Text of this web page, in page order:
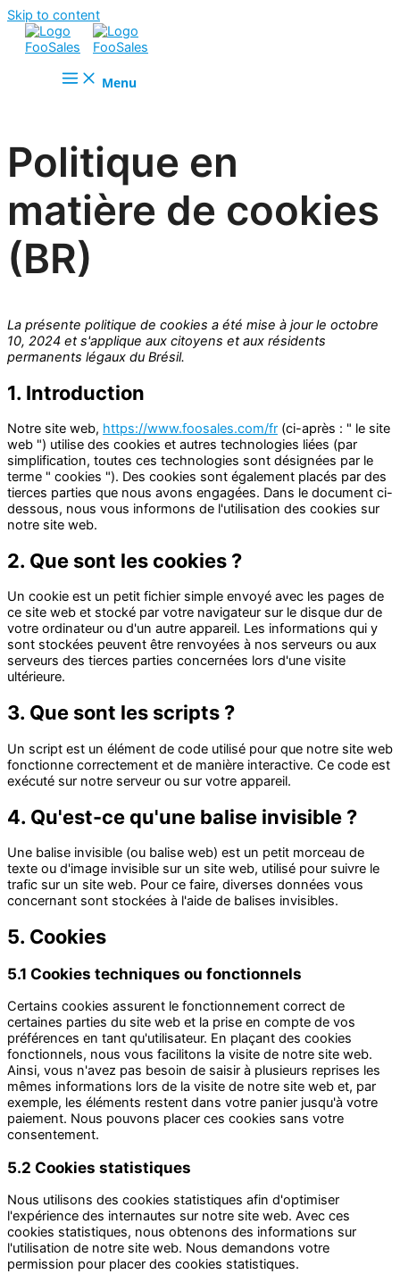
Skip to content
Menu
Politique en
matière de cookies
(BR)
La présente politique de cookies a été mise à jour le octobre
10, 2024 et s'applique aux citoyens et aux résidents
permanents légaux du Brésil.
1. Introduction
Notre site web, https://www.foosales.com/fr (ci-après : " le site
web ") utilise des cookies et autres technologies liées (par
simplification, toutes ces technologies sont désignées par le
terme " cookies "). Des cookies sont également placés par des
tierces parties que nous avons engagées. Dans le document ci-
dessous, nous vous informons de l'utilisation des cookies sur
notre site web.
2. Que sont les cookies ?
Un cookie est un petit fichier simple envoyé avec les pages de
ce site web et stocké par votre navigateur sur le disque dur de
votre ordinateur ou d'un autre appareil. Les informations qui y
sont stockées peuvent être renvoyées à nos serveurs ou aux
serveurs des tierces parties concernées lors d'une visite
ultérieure.
3. Que sont les scripts ?
Un script est un élément de code utilisé pour que notre site web
fonctionne correctement et de manière interactive. Ce code est
exécuté sur notre serveur ou sur votre appareil.
4. Qu'est-ce qu'une balise invisible ?
Une balise invisible (ou balise web) est un petit morceau de
texte ou d'image invisible sur un site web, utilisé pour suivre le
trafic sur un site web. Pour ce faire, diverses données vous
concernant sont stockées à l'aide de balises invisibles.
5. Cookies
5.1 Cookies techniques ou fonctionnels
Certains cookies assurent le fonctionnement correct de
certaines parties du site web et la prise en compte de vos
préférences en tant qu'utilisateur. En plaçant des cookies
fonctionnels, nous vous facilitons la visite de notre site web.
Ainsi, vous n'avez pas besoin de saisir à plusieurs reprises les
mêmes informations lors de la visite de notre site web et, par
exemple, les éléments restent dans votre panier jusqu'à votre
paiement. Nous pouvons placer ces cookies sans votre
consentement.
5.2 Cookies statistiques
Nous utilisons des cookies statistiques afin d'optimiser
l'expérience des internautes sur notre site web. Avec ces
cookies statistiques, nous obtenons des informations sur
l'utilisation de notre site web. Nous demandons votre
permission pour placer des cookies statistiques.